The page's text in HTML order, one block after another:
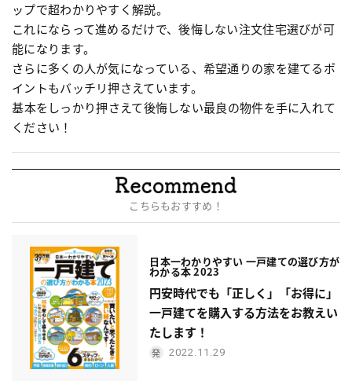
ップで超わかりやすく解説。
これにならって進めるだけで、後悔しない注文住宅選びが可
能になります。
さらに多くの人が気になっている、希望通りの家を建てるポ
イントもバッチリ押さえています。
基本をしっかり押さえて後悔しない最良の物件を手に入れて
ください！
こちらもおすすめ！
日本一わかりやすい 一戸建ての選び方が
わかる本 2023
円安時代でも「正しく」「お得に」
一戸建てを購入する方法をお教えい
たします！
2022.11.29